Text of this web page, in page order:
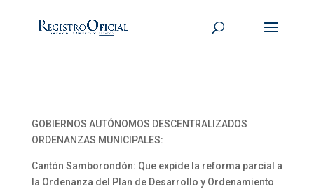
GOBIERNOS AUTÓNOMOS DESCENTRALIZADOS
ORDENANZAS MUNICIPALES:
Cantón Samborondón: Que expide la reforma parcial a
la Ordenanza del Plan de Desarrollo y Ordenamiento